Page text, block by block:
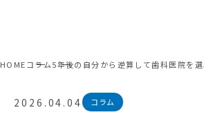
HOMEコラム5年後の自分から逆算して歯科医院を
2026.04.04 コラム